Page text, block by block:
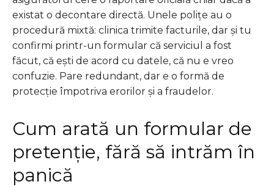
existat o decontare directă. Unele polițe au o
procedură mixtă: clinica trimite facturile, dar și tu
confirmi printr-un formular că serviciul a fost
făcut, că ești de acord cu datele, că nu e vreo
confuzie. Pare redundant, dar e o formă de
protecție împotriva erorilor și a fraudelor.
Cum arată un formular de
pretenție, fără să intrăm în
panică